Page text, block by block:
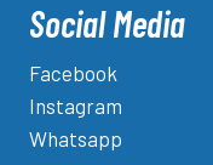
Social Media
Facebook
Instagram
Whatsapp